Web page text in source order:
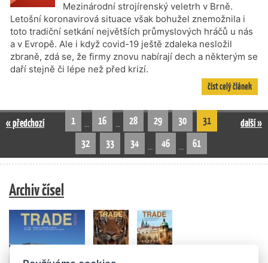
Mezinárodní strojírenský veletrh v Brně.
Letošní koronavirová situace však bohužel znemožnila i
toto tradiční setkání největších průmyslových hráčů u nás
a v Evropě. Ale i když covid-19 ještě zdaleka nesložil
zbraně, zdá se, že firmy znovu nabírají dech a některým se
daří stejně či lépe než před krizí.
číst celý článek
« předchozí 1 … 16 … 28 29 30
31
32
33 34 … 46 … 61
další »
Archiv čísel